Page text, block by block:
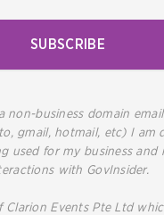
SUBSCRIBE
non-business domain
gmail, hotmail, etc) I am
used for my business and
with GovInsider.
Clarion Events Pte Ltd